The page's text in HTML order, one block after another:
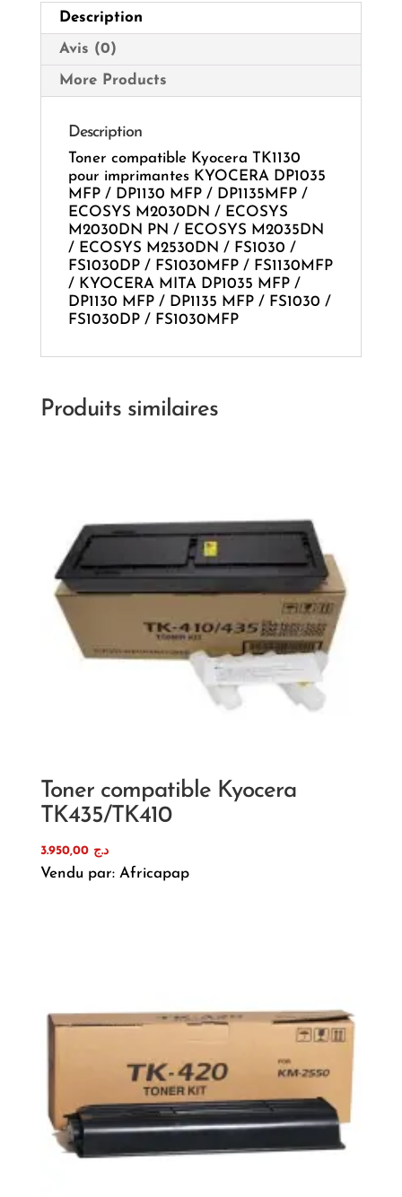
Description
Avis (0)
More Products
Description
Toner compatible Kyocera TK1130
pour imprimantes KYOCERA DP1035
MFP / DP1130 MFP / DP1135MFP /
ECOSYS M2030DN / ECOSYS
M2030DN PN / ECOSYS M2035DN
/ ECOSYS M2530DN / FS1030 /
FS1030DP / FS1030MFP / FS1130MFP
/ KYOCERA MITA DP1035 MFP /
DP1130 MFP / DP1135 MFP / FS1030 /
FS1030DP / FS1030MFP
Produits similaires
Toner compatible Kyocera
TK435/TK410
د.ج 3.950,00
Vendu par: Africapap